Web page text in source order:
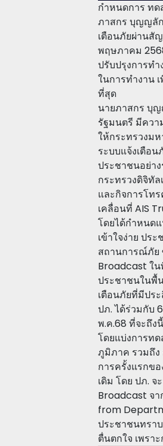
กำหนดการ ทด
ภาสกร บุญญลัก
เตือนภัยผ่านสั
พฤษภาคม
ปรับปรุงการท
ในการทำงาน
ที่สุด
นายภาสกร บุ
รัฐมนตรี มีคว
ให้กระทรวงม
ระบบแจ้งเตือ
ประชาชนอย่า
กระทรวงดิจิทั
และกิจการโท
เคลื่อนที่ AIS
โดยได้กำหนด
เข้าใจง่าย ปร
สถานการณ์ภัย
Broadcast ใน
ประชาชนในพื้
เตือนภัยที่มีปร
ปภ. ได้ร่วมกับ
พ.ค.68 ที่จะถึงนี้
โดยแบ่งการท
ภูมิภาค รวมถึง
การครั้งแรกข
เดิม โดย ปภ.
Broadcast จ
from
ประชาชนทรา
ตื่นตกใจ เพรา